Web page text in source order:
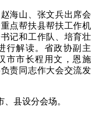
海山、张文兵出席会
点帮扶县帮扶工作机
记和工作队、培育壮
行解读。省政协副主
市市长程用文，恩施
责同志作大会交流发
县设分会场。